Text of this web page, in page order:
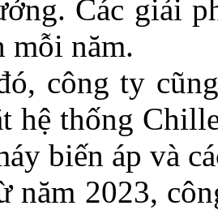
Các giải
mỗi năm.
công ty
hệ thống
biến áp và
năm 2023,